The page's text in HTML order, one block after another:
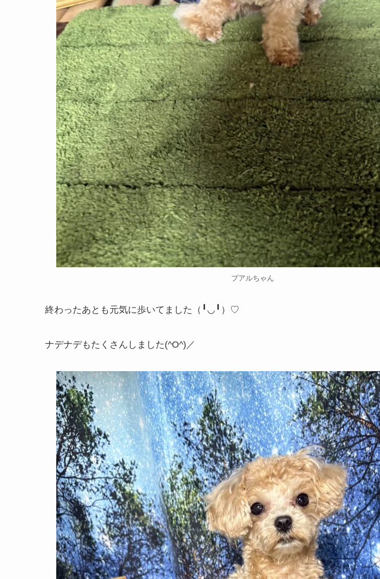
プアルちゃん
終わったあとも元気に歩いてました（╹◡╹）♡
ナデナデもたくさんしました(^O^)／